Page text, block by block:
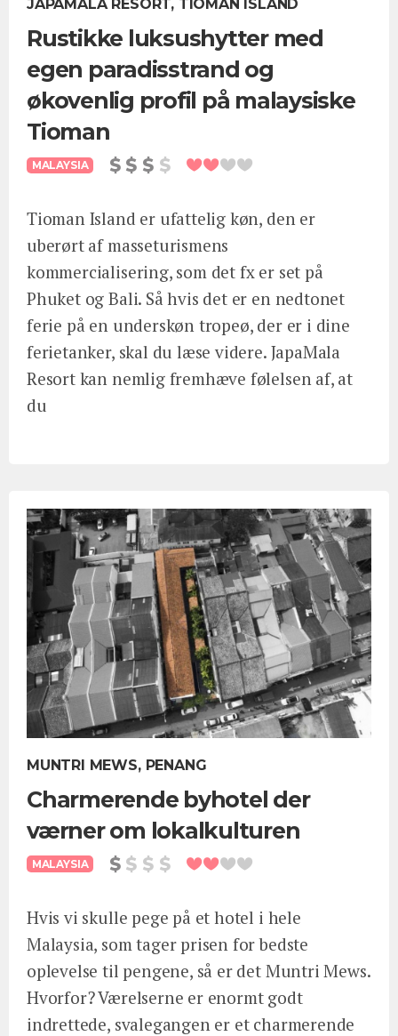
JAPAMALA RESORT, TIOMAN ISLAND
Rustikke luksushytter med
egen paradisstrand og
økovenlig profil på malaysiske
Tioman
MALAYSIA
Tioman Island er ufattelig køn, den er
uberørt af masseturismens
kommercialisering, som det fx er set på
Phuket og Bali. Så hvis det er en nedtonet
ferie på en underskøn tropeø, der er i dine
ferietanker, skal du læse videre. JapaMala
Resort kan nemlig fremhæve følelsen af, at
du
MUNTRI MEWS, PENANG
Charmerende byhotel der
værner om lokalkulturen
MALAYSIA
Hvis vi skulle pege på et hotel i hele
Malaysia, som tager prisen for bedste
oplevelse til pengene, så er det Muntri Mews.
Hvorfor? Værelserne er enormt godt
indrettede, svalegangen er et charmerende